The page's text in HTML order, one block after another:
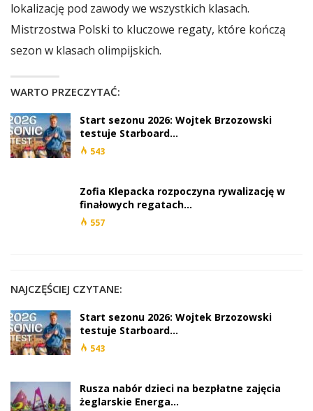
lokalizację pod zawody we wszystkich klasach.
Mistrzostwa Polski to kluczowe regaty, które kończą
sezon w klasach olimpijskich.
WARTO PRZECZYTAĆ:
Start sezonu 2026: Wojtek Brzozowski
testuje Starboard…
543
Zofia Klepacka rozpoczyna rywalizację w
finałowych regatach…
557
NAJCZĘŚCIEJ CZYTANE:
Start sezonu 2026: Wojtek Brzozowski
testuje Starboard…
543
Rusza nabór dzieci na bezpłatne zajęcia
żeglarskie Energa…